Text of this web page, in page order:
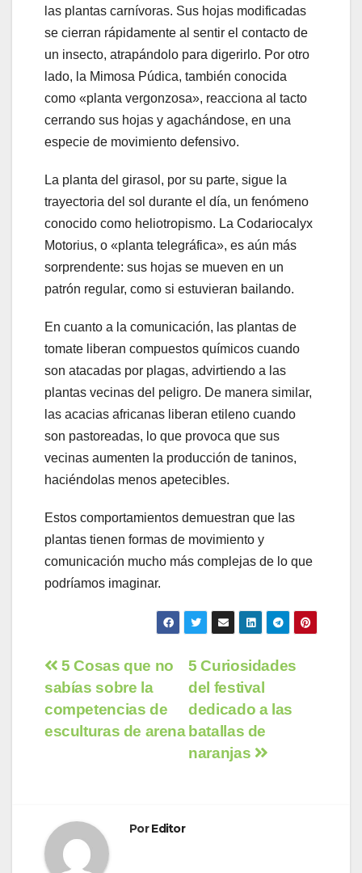
las plantas carnívoras. Sus hojas modificadas
se cierran rápidamente al sentir el contacto de
un insecto, atrapándolo para digerirlo. Por otro
lado, la Mimosa Púdica, también conocida
como «planta vergonzosa», reacciona al tacto
cerrando sus hojas y agachándose, en una
especie de movimiento defensivo.
La planta del girasol, por su parte, sigue la
trayectoria del sol durante el día, un fenómeno
conocido como heliotropismo. La Codariocalyx
Motorius, o «planta telegráfica», es aún más
sorprendente: sus hojas se mueven en un
patrón regular, como si estuvieran bailando.
En cuanto a la comunicación, las plantas de
tomate liberan compuestos químicos cuando
son atacadas por plagas, advirtiendo a las
plantas vecinas del peligro. De manera similar,
las acacias africanas liberan etileno cuando
son pastoreadas, lo que provoca que sus
vecinas aumenten la producción de taninos,
haciéndolas menos apetecibles.
Estos comportamientos demuestran que las
plantas tienen formas de movimiento y
comunicación mucho más complejas de lo que
podríamos imaginar.
Navegación
de
entradas
5 Curiosidades
del festival
dedicado a las
batallas de
naranjas
5 Cosas que no
sabías sobre la
competencias de
esculturas de arena
PorEditor